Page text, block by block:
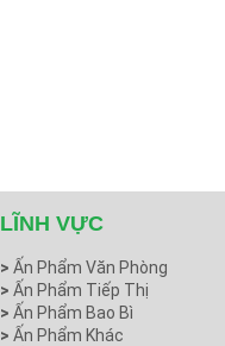
LĨNH VỰC
> Ấn Phẩm Văn Phòng
> Ấn Phẩm Tiếp Thị
> Ấn Phẩm Bao Bì
> Ấn Phẩm Khác